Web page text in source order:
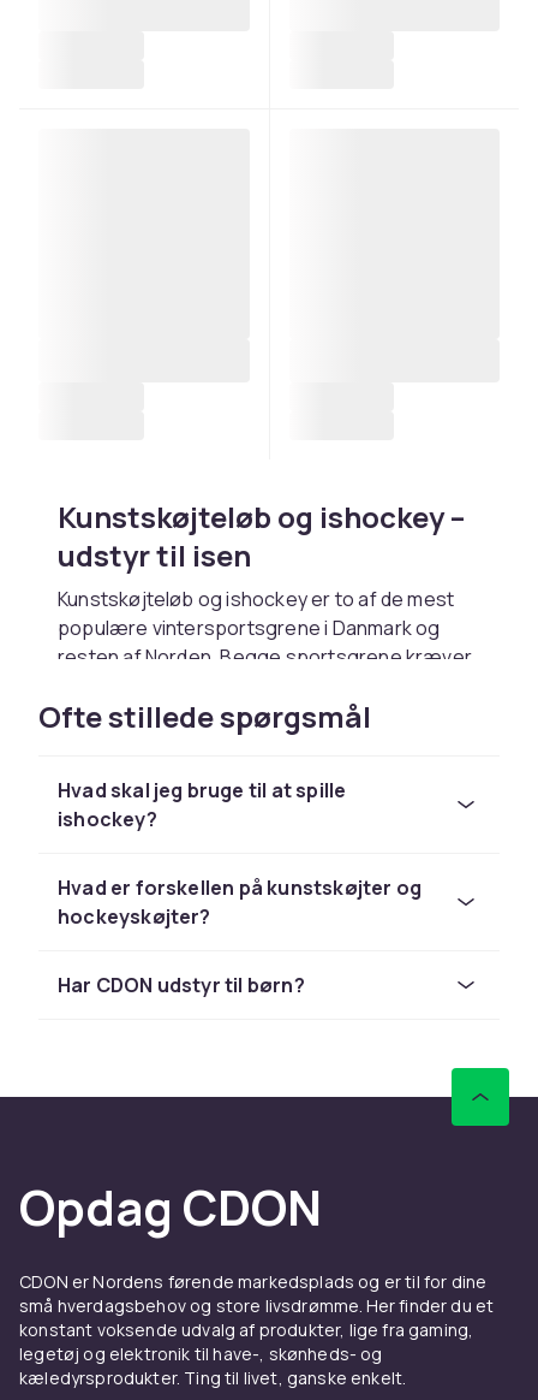
Kunstskøjteløb og ishockey –
udstyr til isen
Kunstskøjteløb og ishockey er to af de mest
populære vintersportsgrene i Danmark og
resten af Norden. Begge sportsgrene kræver
og effektivt. Hos CDON finder du et bredt
sortiment af udstyr til begge aktiviteter,
til erfaren udøver.
For kunstskøjteløb er skøjterne det vigtigste
lang ribbe og tænder foran, som muliggør hop
og pirouetter. For ishockey er det vigtigt at
skøjterne. En komplet hockeyudrustning
avancerede udøvere. Sortimentet inkluderer
skøjter, hockeystave, puckar, mål,
brug for. Handle nemt og sikkert online og få
varerne leveret hjem til dig.
Se vores komplette udvalg afskøjter
kunstskøjteløb og ishockey.
Ofte stillede spørgsmål
Hvad skal jeg bruge til at spille
ishockey?
Hvad er forskellen på kunstskøjter og
hockeyskøjter?
Har CDON udstyr til børn?
Opdag CDON
CDON er Nordens førende markedsplads og er til for dine
små hverdagsbehov og store livsdrømme. Her finder du et
konstant voksende udvalg af produkter, lige fra gaming,
legetøj og elektronik til have-, skønheds- og
kæledyrsprodukter. Ting til livet, ganske enkelt.